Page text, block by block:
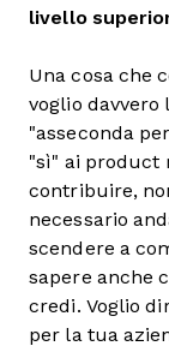
livello
Una cosa che
voglio davvero
"asseconda
"sì" ai product
contribuire,
necessario
scendere a
sapere anche
credi. Voglio
per la tua